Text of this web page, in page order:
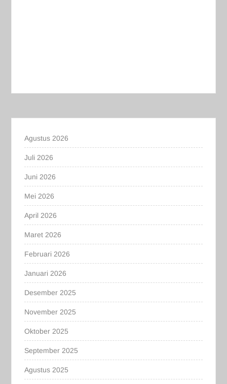
Agustus 2026
Juli 2026
Juni 2026
Mei 2026
April 2026
Maret 2026
Februari 2026
Januari 2026
Desember 2025
November 2025
Oktober 2025
September 2025
Agustus 2025